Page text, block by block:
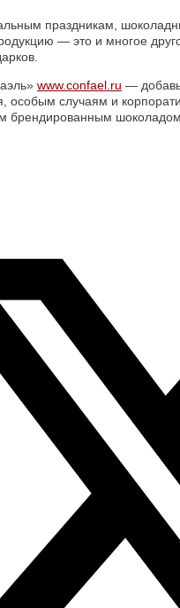
праздникам,
— это и многое
www.confael.ru —
особым случаям и
брендированным